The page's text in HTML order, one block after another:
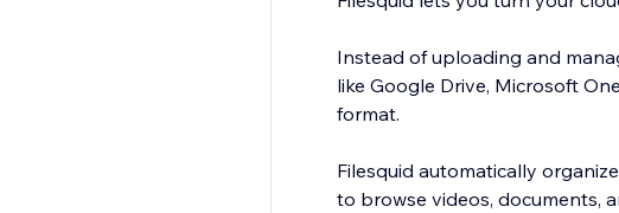
Instead of uploading and
like Google Drive, Microsoft
format.
Filesquid automatically
to browse videos, documents,